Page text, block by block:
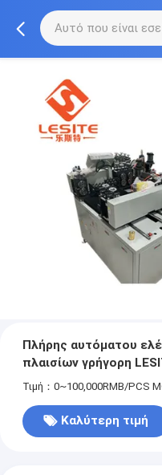
Πλήρης αυτόματου
πλαισίων γρήγορη
Τιμή：0~100,000RMB/PCS
Καλύτερη τιμή